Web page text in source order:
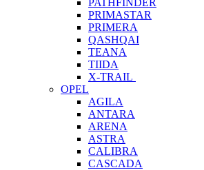
PATHFINDER
PRIMASTAR
PRIMERA
QASHQAI
TEANA
TIIDA
X-TRAIL
OPEL
AGILA
ANTARA
ARENA
ASTRA
CALIBRA
CASCADA